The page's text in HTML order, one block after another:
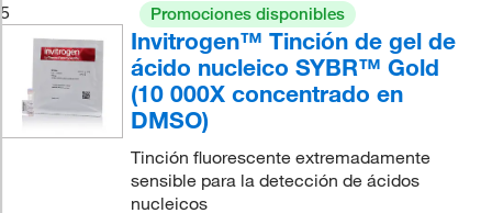
5 Promociones disponibles
Invitrogen™ Tinción de gel de
ácido nucleico SYBR™ Gold
(10 000X concentrado en
DMSO)
Tinción fluorescente extremadamente
sensible para la detección de ácidos
nucleicos